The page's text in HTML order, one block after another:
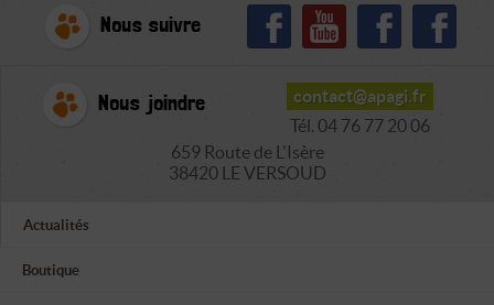
Nous suivre
Nous joindre
contact@apagi.fr
Tél. 04 76 77 20 06
659 Route de L'Isère
38420 LE VERSOUD
Actualités
Boutique